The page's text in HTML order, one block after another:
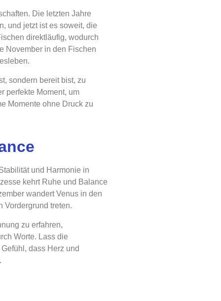
Die letzten Jahre
und jetzt ist es soweit, die
direktläufig, wodurch
November in den Fischen
sondern bereit bist, zu
perfekte Moment, um
Momente ohne Druck zu
und Harmonie in
kehrt Ruhe und Balance
wandert Venus in den
Vordergrund treten.
zu erfahren,
Worte. Lass die
dass Herz und